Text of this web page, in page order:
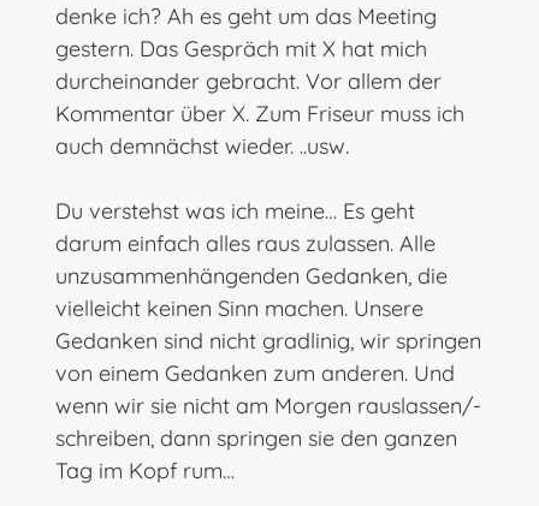
denke ich? Ah es geht um das Meeting
gestern. Das Gespräch mit X hat mich
durcheinander gebracht. Vor allem der
Kommentar über X. Zum Friseur muss ich
auch demnächst wieder. ..usw.
Du verstehst was ich meine… Es geht
darum einfach alles raus zulassen. Alle
unzusammenhängenden Gedanken, die
vielleicht keinen Sinn machen. Unsere
Gedanken sind nicht gradlinig, wir springen
von einem Gedanken zum anderen. Und
wenn wir sie nicht am Morgen rauslassen/-
schreiben, dann springen sie den ganzen
Tag im Kopf rum…